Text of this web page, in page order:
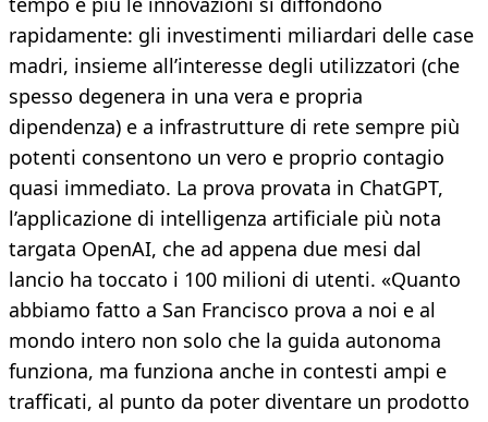
rapidamente: gli investimenti miliardari delle case
madri, insieme all’interesse degli utilizzatori (che
spesso degenera in una vera e propria
dipendenza) e a infrastrutture di rete sempre più
potenti consentono un vero e proprio contagio
quasi immediato. La prova provata in ChatGPT,
l’applicazione di intelligenza artificiale più nota
targata OpenAI, che ad appena due mesi dal
lancio ha toccato i 100 milioni di utenti. «Quanto
abbiamo fatto a San Francisco prova a noi e al
mondo intero non solo che la guida autonoma
funziona, ma funziona anche in contesti ampi e
trafficati, al punto da poter diventare un prodotto